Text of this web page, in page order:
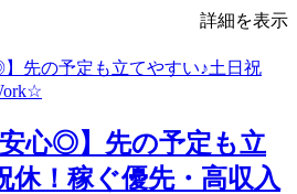
詳細を表示
安心◎】先の予定も立
休！稼ぐ優先・高収入